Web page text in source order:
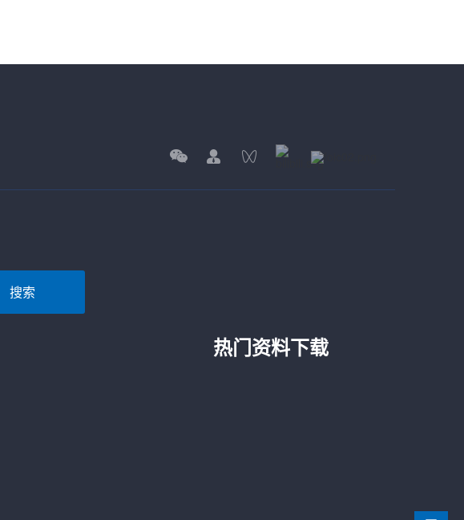
搜索
热门资料下载